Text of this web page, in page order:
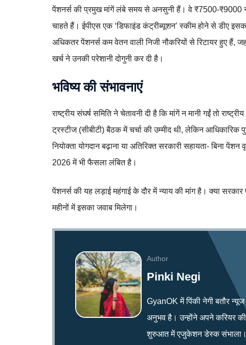
पेंशनर्स की प्रमुख मांगें लंबे समय से अनसुनी हैं। वे ₹7500-₹9000
चाहते हैं। ईपीएस एक ‘डिफाइंड कंट्रीब्यूशन’ स्कीम होने से डीए
अधिकतर पेंशनर्स कम वेतन वाली निजी नौकरियों से रिटायर हुए
खर्च ने उनकी परेशानी दोगुनी कर दी है।
भविष्य की संभावनाएं
राष्ट्रीय संघर्ष समिति ने चेतावनी दी है कि मांगें न मानी गईं तो
ट्रस्टीज (सीबीटी) बैठक में चर्चा की उम्मीद थी, लेकिन आधिकारिक
नियोक्ता योगदान बढ़ाना या अतिरिक्त सरकारी सहायता- बिना
2026 में भी फैसला लंबित है।
पेंशनर्स की यह लड़ाई महंगाई के दौर में न्याय की मांग है। क्या
महीनों में इसका जवाब मिलेगा।
Author
Pinki Negi
GyanOK में पिंकी नेगी बतौर न्यूज
अनुभव है। उन्होंने अपने करियर
शुरुआत में एजुकेशन डेस्क संभाला।